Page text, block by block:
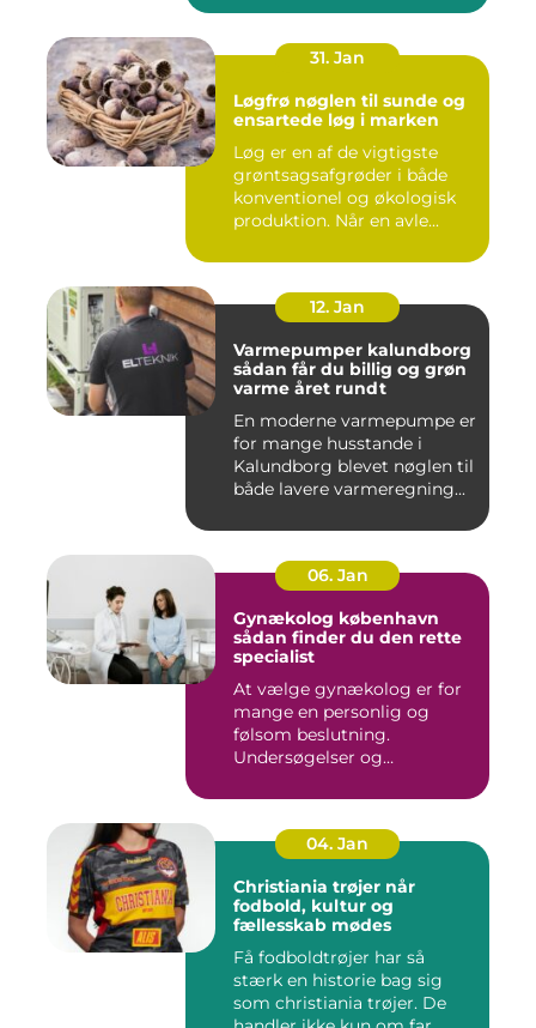
31. Jan
Løgfrø nøglen til sunde og
ensartede løg i marken
Løg er en af de vigtigste
grøntsagsafgrøder i både
konventionel og økologisk
produktion. Når en avle...
12. Jan
Varmepumper kalundborg
sådan får du billig og grøn
varme året rundt
En moderne varmepumpe er
for mange husstande i
Kalundborg blevet nøglen til
både lavere varmeregning...
06. Jan
Gynækolog københavn
sådan finder du den rette
specialist
At vælge gynækolog er for
mange en personlig og
følsom beslutning.
Undersøgelser og
04. Jan
Christiania trøjer når
fodbold, kultur og
fællesskab mødes
Få fodboldtrøjer har så
stærk en historie bag sig
som christiania trøjer. De